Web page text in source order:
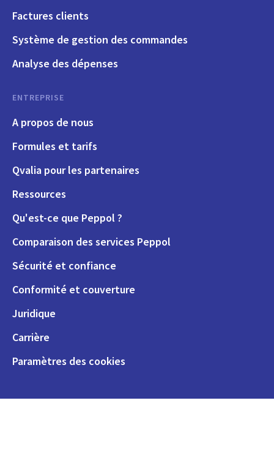
Factures clients
Système de gestion des commandes
Analyse des dépenses
ENTREPRISE
A propos de nous
Formules et tarifs
Qvalia pour les partenaires
Ressources
Qu'est-ce que Peppol ?
Comparaison des services Peppol
Sécurité et confiance
Conformité et couverture
Juridique
Carrière
Paramètres des cookies